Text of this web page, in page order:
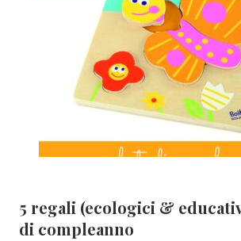
5 regali (ecologici &
di compleanno